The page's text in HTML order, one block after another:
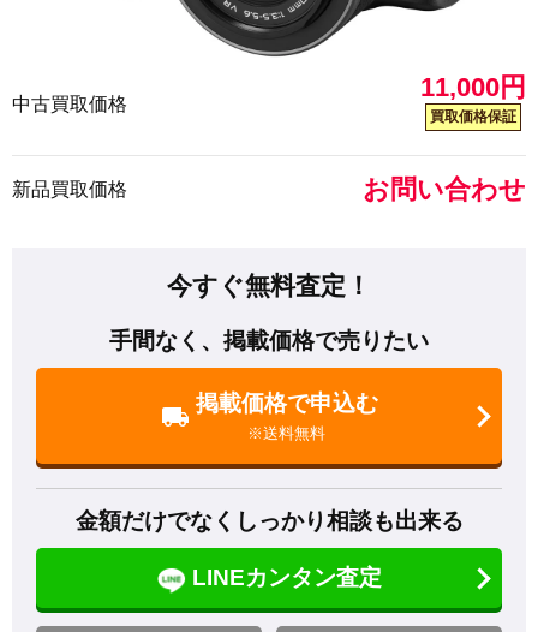
中古買取価格
11,000円
買取価格保証
新品買取価格 お問い合わせ
今すぐ無料査定！
手間なく、掲載価格で売りたい
掲載価格で申込む
※送料無料
金額だけでなくしっかり相談も出来る
LINEカンタン査定